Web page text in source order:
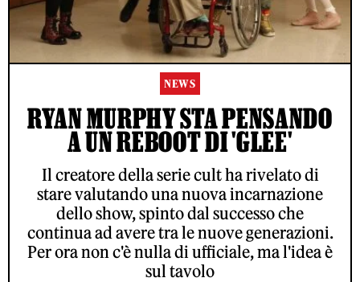
NEWS
RYAN MURPHY STA PENSANDO
A UN REBOOT DI 'GLEE'
Il creatore della serie cult ha rivelato di
stare valutando una nuova incarnazione
dello show, spinto dal successo che
continua ad avere tra le nuove generazioni.
Per ora non c'è nulla di ufficiale, ma l'idea è
sul tavolo